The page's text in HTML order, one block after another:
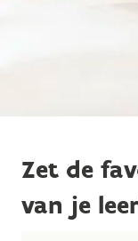
Zet de
van je